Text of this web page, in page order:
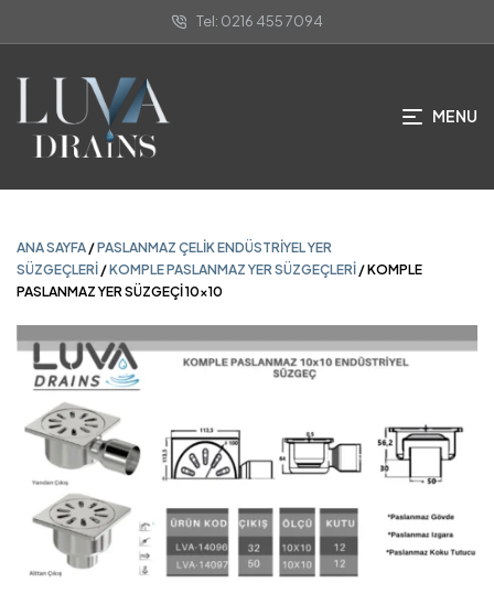
Tel: 0216 455 7094
MENU
ANA SAYFA/PASLANMAZ ÇELIK ENDÜSTRIYEL YER
PASLANMAZ YER SÜZGEÇI 10×10
ANA SAYFA /PASLANMAZ ÇELIK ENDÜSTRIYEL YER
SÜZGEÇLERI /KOMPLE PASLANMAZ YER SÜZGEÇLERI / KOMPLE
PASLANMAZ YER SÜZGEÇI 10×10